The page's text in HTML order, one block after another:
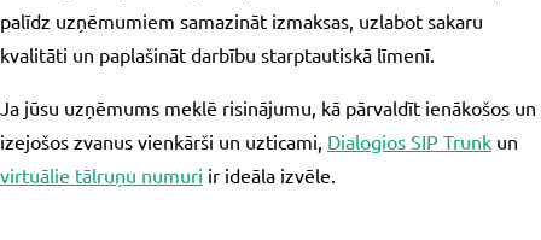
palīdz uzņēmumiem samazināt izmaksas, uzlabot sakaru
kvalitāti un paplašināt darbību starptautiskā līmenī.
Ja jūsu uzņēmums meklē risinājumu, kā pārvaldīt ienākošos un
izejošos zvanus vienkārši un uzticami, Dialogios SIP Trunk un
virtuālie tālruņu numuri ir ideāla izvēle.